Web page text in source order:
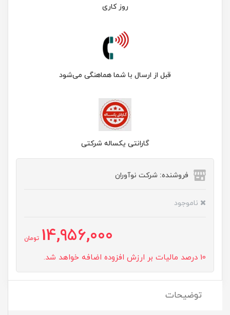
روز کاری
قبل از ارسال با شما هماهنگی می‌شود
گارانتی یکساله شرکتی
فروشنده: شرکت نوآوران
ناموجود
14,956,000 تومان
10 درصد مالیات بر ارزش افزوده اضافه خواهد شد.
توضیحات